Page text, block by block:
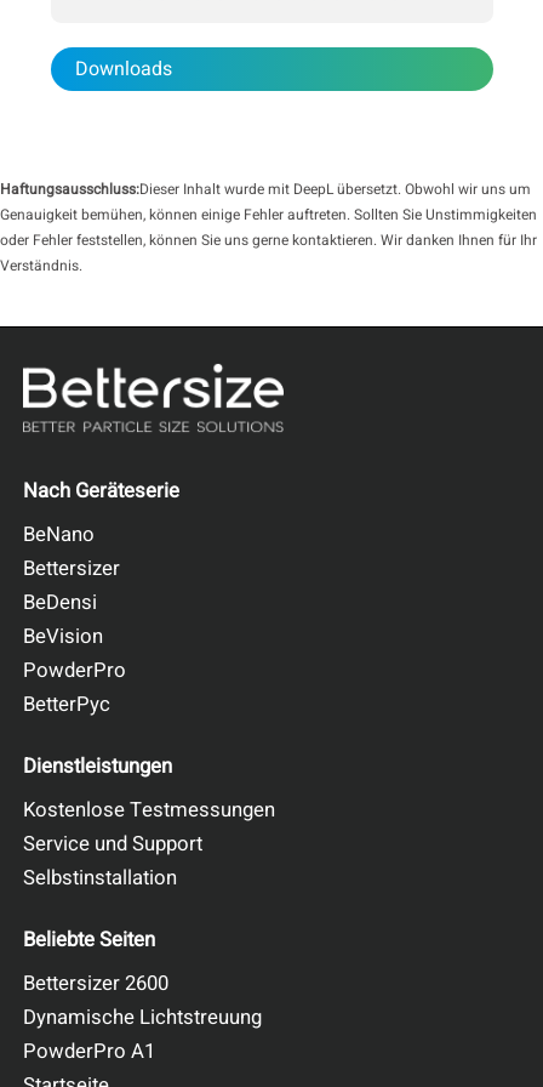
Downloads
Haftungsausschluss:Dieser Inhalt wurde mit DeepL übersetzt. Obwohl wir uns um
Genauigkeit bemühen, können einige Fehler auftreten. Sollten Sie Unstimmigkeiten
oder Fehler feststellen, können Sie uns gerne kontaktieren. Wir danken Ihnen für Ihr
Verständnis.
Nach Geräteserie
BeNano
Bettersizer
BeDensi
BeVision
PowderPro
BetterPyc
Dienstleistungen
Kostenlose Testmessungen
Service und Support
Selbstinstallation
Beliebte Seiten
Bettersizer 2600
Dynamische Lichtstreuung
PowderPro A1